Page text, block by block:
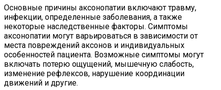
Основные причины аксонопатии включают травму,
инфекции, определенные заболевания, а также
некоторые наследственные факторы. Симптомы
аксонопатии могут варьироваться в зависимости от
места повреждений аксонов и индивидуальных
особенностей пациента. Возможные симптомы могут
включать потерю ощущений, мышечную слабость,
изменение рефлексов, нарушение координации
движений и другие.